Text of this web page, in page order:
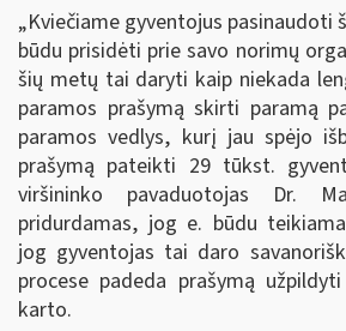
„Kviečiame gyventojus pasinaudoti
būdu prisidėti prie savo norimų
šių metų tai daryti kaip niekada
paramos prašymą skirti paramą
paramos vedlys, kurį jau spėjo
prašymą pateikti 29 tūkst.
viršininko pavaduotojas Dr.
pridurdamas, jog e. būdu
jog gyventojas tai daro
procese padeda prašymą
karto.